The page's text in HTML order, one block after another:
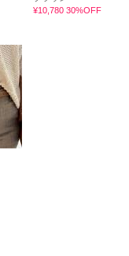
¥10,780 30%OFF